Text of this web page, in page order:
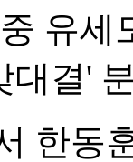
유세
대결'
한동